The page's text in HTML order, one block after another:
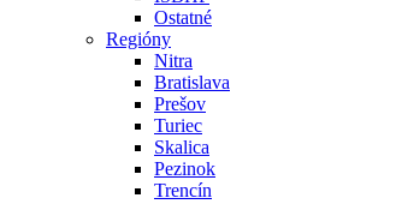
Ostatné
Regióny
Nitra
Bratislava
Prešov
Turiec
Skalica
Pezinok
Trencín